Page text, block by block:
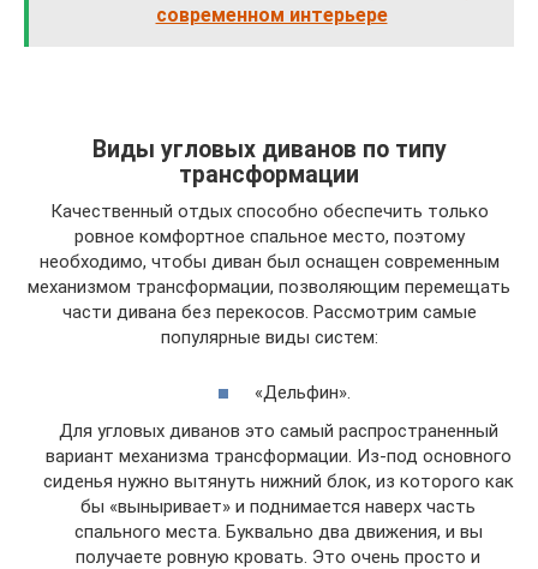
современном интерьере
Виды угловых диванов по типу
трансформации
Качественный отдых способно обеспечить только
ровное комфортное спальное место, поэтому
необходимо, чтобы диван был оснащен современным
механизмом трансформации, позволяющим перемещать
части дивана без перекосов. Рассмотрим самые
популярные виды систем:
«Дельфин».
Для угловых диванов это самый распространенный
вариант механизма трансформации. Из-под основного
сиденья нужно вытянуть нижний блок, из которого как
бы «выныривает» и поднимается наверх часть
спального места. Буквально два движения, и вы
получаете ровную кровать. Это очень просто и